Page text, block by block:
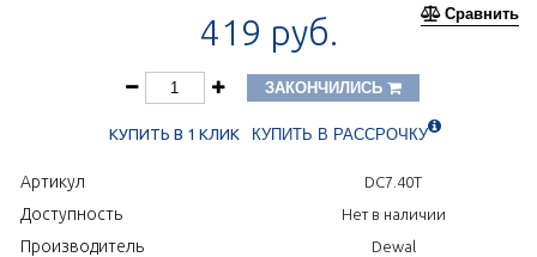
Сравнить
419 руб.
ЗАКОНЧИЛИСЬ
КУПИТЬ В 1 КЛИК КУПИТЬ В РАССРОЧКУ
Артикул DC7.40T
Доступность Нет в наличии
Производитель Dewal